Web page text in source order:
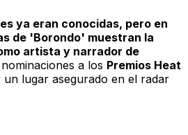
ya eran conocidas, pero en
de 'Borondo' muestran la
artista y narrador de
a los Premios Heat
un lugar asegurado en el radar